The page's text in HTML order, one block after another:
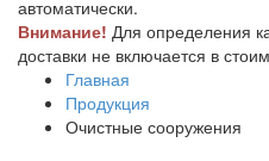
автоматически.
Внимание! Для определения
доставки не включается в
Главная
Продукция
Очистные сооружения